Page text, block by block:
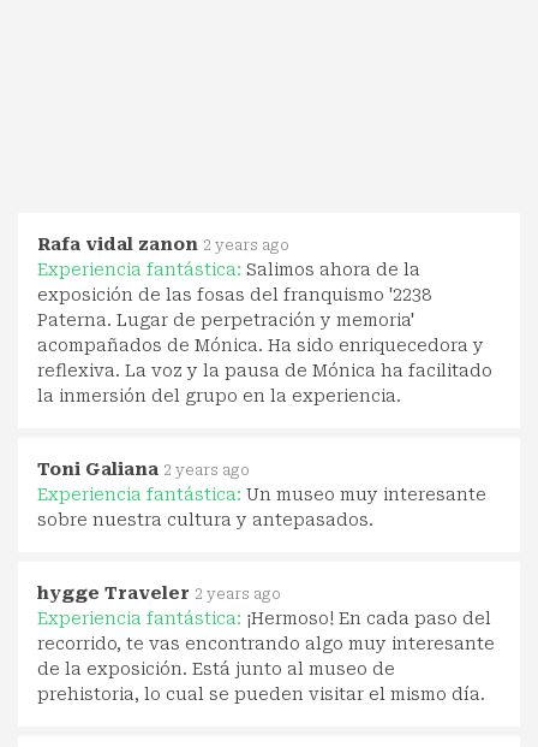
Rafa vidal zanon 2 years ago
Experiencia fantástica: Salimos ahora de la
exposición de las fosas del franquismo '2238
Paterna. Lugar de perpetración y memoria'
acompañados de Mónica. Ha sido enriquecedora y
reflexiva. La voz y la pausa de Mónica ha facilitado
la inmersión del grupo en la experiencia.
Toni Galiana 2 years ago
Experiencia fantástica: Un museo muy interesante
sobre nuestra cultura y antepasados.
hygge Traveler 2 years ago
Experiencia fantástica: ¡Hermoso! En cada paso del
recorrido, te vas encontrando algo muy interesante
de la exposición. Está junto al museo de
prehistoria, lo cual se pueden visitar el mismo día.